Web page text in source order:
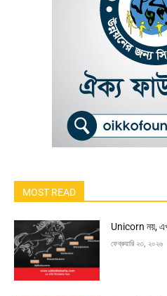
MOST READ
Unicorn নয়,
ফেব্রুয়ারি ২৩, ২০২৬